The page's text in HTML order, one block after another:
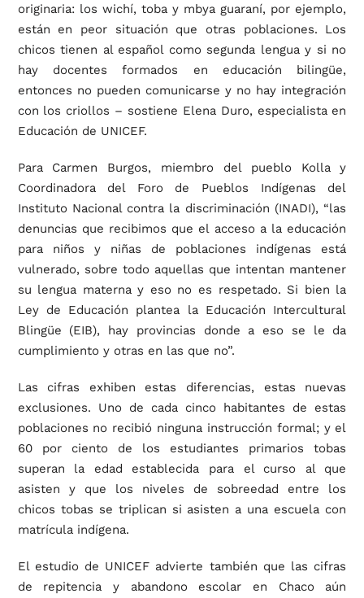
originaria: los wichí, toba y mbya guaraní, por ejemplo,
están en peor situación que otras poblaciones. Los
chicos tienen al español como segunda lengua y si no
hay docentes formados en educación bilingüe,
entonces no pueden comunicarse y no hay integración
con los criollos – sostiene Elena Duro, especialista en
Educación de UNICEF.
Para Carmen Burgos, miembro del pueblo Kolla y
Coordinadora del Foro de Pueblos Indígenas del
Instituto Nacional contra la discriminación (INADI), “las
denuncias que recibimos que el acceso a la educación
para niños y niñas de poblaciones indígenas está
vulnerado, sobre todo aquellas que intentan mantener
su lengua materna y eso no es respetado. Si bien la
Ley de Educación plantea la Educación Intercultural
Blingüe (EIB), hay provincias donde a eso se le da
cumplimiento y otras en las que no”.
Las cifras exhiben estas diferencias, estas nuevas
exclusiones. Uno de cada cinco habitantes de estas
poblaciones no recibió ninguna instrucción formal; y el
60 por ciento de los estudiantes primarios tobas
superan la edad establecida para el curso al que
asisten y que los niveles de sobreedad entre los
chicos tobas se triplican si asisten a una escuela con
matrícula indígena.
El estudio de UNICEF advierte también que las cifras
de repitencia y abandono escolar en Chaco aún